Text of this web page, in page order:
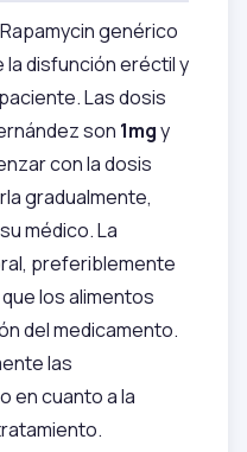
genérico
la disfunción eréctil y
Las dosis
son 1mgy
con la dosis
gradualmente,
médico. La
preferiblemente
los alimentos
del medicamento.
las
en cuanto a la